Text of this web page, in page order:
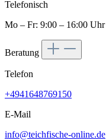
Telefonisch
Mo – Fr: 9:00 – 16:00 Uhr
Beratung
Telefon
+4941648769150
E-Mail
info@teichfische-online.de